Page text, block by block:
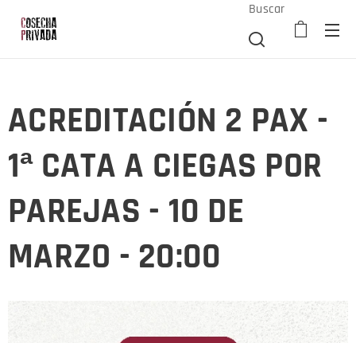
Buscar
ACREDITACIÓN 2 PAX -
1ª CATA A CIEGAS POR
PAREJAS - 10 DE
MARZO - 20:00